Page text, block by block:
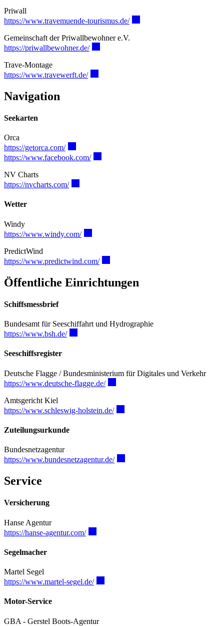
Priwall
https://www.travemuende-tourismus.de/
Gemeinschaft der Priwallbewohner e.V.
https://priwallbewohner.de/
Trave-Montage
https://www.travewerft.de/
Navigation
Seekarten
Orca
https://getorca.com/
https://www.facebook.com/
NV Charts
https://nvcharts.com/
Wetter
Windy
https://www.windy.com/
PredictWind
https://www.predictwind.com/
Öffentliche Einrichtungen
Schiffsmessbrief
Bundesamt für Seeschiffahrt und Hydrographie
https://www.bsh.de/
Seeschiffsregister
Deutsche Flagge / Bundesministerium für Digitales und Verkehr
https://www.deutsche-flagge.de/
Amtsgericht Kiel
https://www.schleswig-holstein.de/
Zuteilungsurkunde
Bundesnetzagentur
https://www.bundesnetzagentur.de/
Service
Versicherung
Hanse Agentur
https://hanse-agentur.com/
Segelmacher
Martel Segel
https://www.martel-segel.de/
Motor-Service
GBA - Gerstel Boots-Agentur